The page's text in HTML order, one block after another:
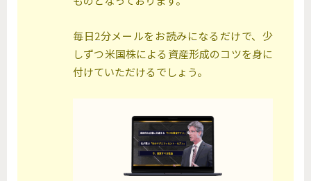
毎日2分メールをお読みになるだけで、少
しずつ米国株による資産形成のコツを身に
付けていただけるでしょう。